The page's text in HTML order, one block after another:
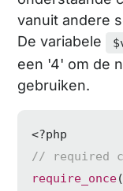
vanuit andere
De variabele
een '4' om de
gebruiken.
<?php
// required
require_once(